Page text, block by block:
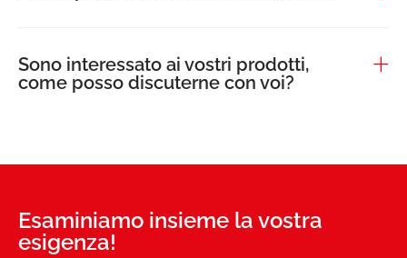
Sono interessato ai vostri prodotti,
come posso discuterne con voi?
Esaminiamo insieme la vostra
esigenza!